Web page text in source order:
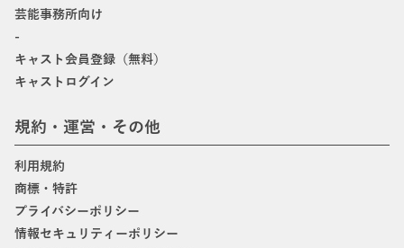
芸能事務所向け
-
キャスト会員登録（無料）
キャストログイン
規約・運営・その他
利用規約
商標・特許
プライバシーポリシー
情報セキュリティーポリシー